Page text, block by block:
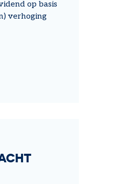
op basis
verhoging